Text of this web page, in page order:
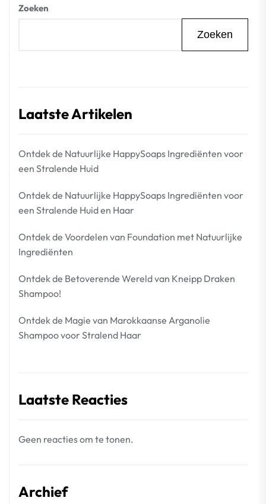
Zoeken
Zoeken
Laatste Artikelen
Ontdek de Natuurlijke HappySoaps Ingrediënten voor
een Stralende Huid
Ontdek de Natuurlijke HappySoaps Ingrediënten voor
een Stralende Huid en Haar
Ontdek de Voordelen van Foundation met Natuurlijke
Ingrediënten
Ontdek de Betoverende Wereld van Kneipp Draken
Shampoo!
Ontdek de Magie van Marokkaanse Arganolie
Shampoo voor Stralend Haar
Laatste Reacties
Geen reacties om te tonen.
Archief